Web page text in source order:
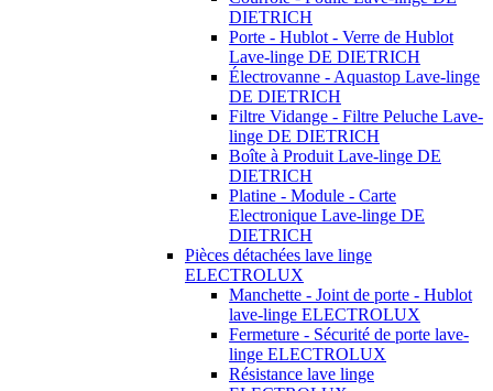
DIETRICH
Porte - Hublot - Verre de Hublot
Lave-linge DE DIETRICH
Électrovanne - Aquastop Lave-linge
DE DIETRICH
Filtre Vidange - Filtre Peluche Lave-
linge DE DIETRICH
Boîte à Produit Lave-linge DE
DIETRICH
Platine - Module - Carte
Electronique Lave-linge DE
DIETRICH
Pièces détachées lave linge
ELECTROLUX
Manchette - Joint de porte - Hublot
lave-linge ELECTROLUX
Fermeture - Sécurité de porte lave-
linge ELECTROLUX
Résistance lave linge